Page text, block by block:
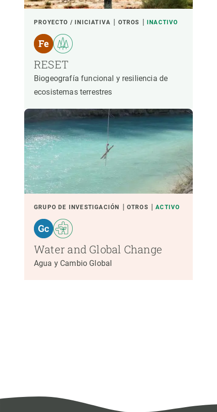
PROYECTO / INICIATIVA OTROS INACTIVO
RESET
Biogeografía funcional y resiliencia de
ecosistemas terrestres
GRUPO DE INVESTIGACIÓN OTROS ACTIVO
Water and Global Change
Agua y Cambio Global